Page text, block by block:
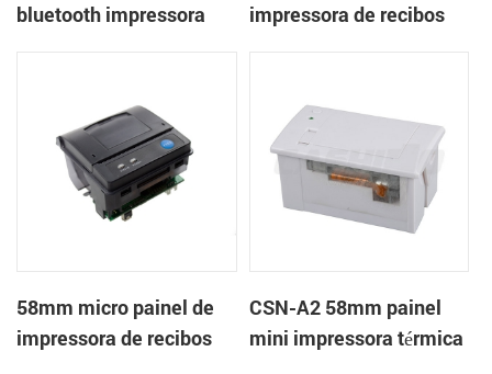
bluetooth impressora
impressora de recibos
58mm micro painel de
impressora de recibos
CSN-A2 58mm painel
mini impressora térmica